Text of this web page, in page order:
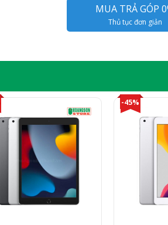
MUA TRẢ GÓP
Thủ tục đơn giản
-45%